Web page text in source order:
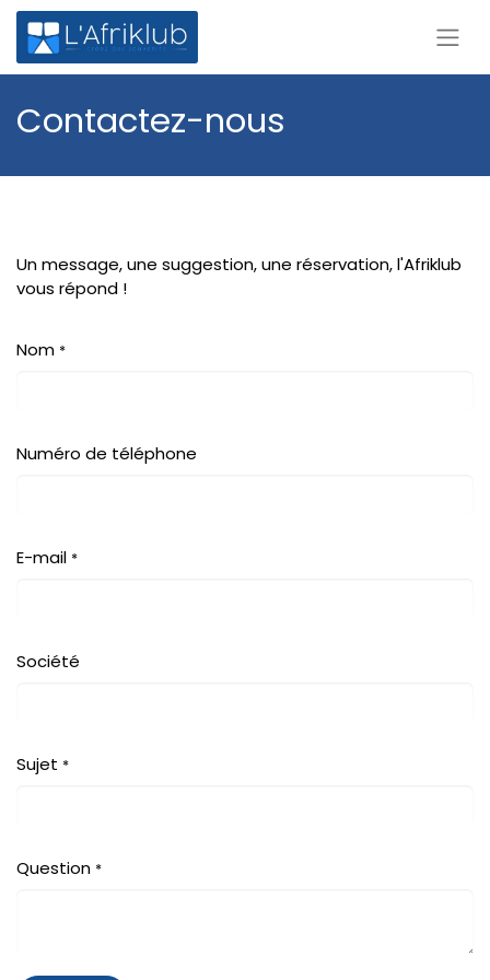
Contactez-nous
Un message, une suggestion, une réservation, l'Afriklub
vous répond !
Nom *
Numéro de téléphone
E-mail *
Société
Sujet *
Question *